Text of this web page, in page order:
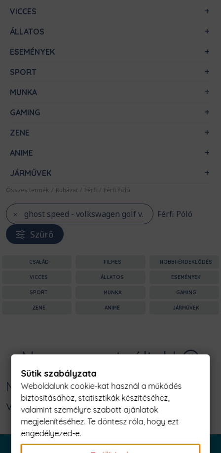
VICCES
ÁLLATOS
ESEMÉNYEK
SPORT
MUNKA
GAMING
ZENE
ANIME
JÁRMŰVEK
Összes termék / Ruházat / Férfi / Férfi Póló
ghost speed - volkswagen golf v. Férfi Póló
Szűrő
CSALÁD FILMES HOBBI-ÉRDEKLŐDÉS
VICCES ÁLLATOS ESEMÉNYEK
SPORT MUNKA GAMING
ZENE ANIME JÁRMŰVEK
Nagyon sajnáljuk! 😥
Nincs találat erre: "ghost speed -
volkswagen golf v. Férfi Póló"
Sütik szabályzata
Weboldalunk cookie-kat használ a működés
biztosításához, statisztikák készítéséhez,
valamint személyre szabott ajánlatok
megjelenítéséhez. Te döntesz róla, hogy ezt
engedélyezed-e.